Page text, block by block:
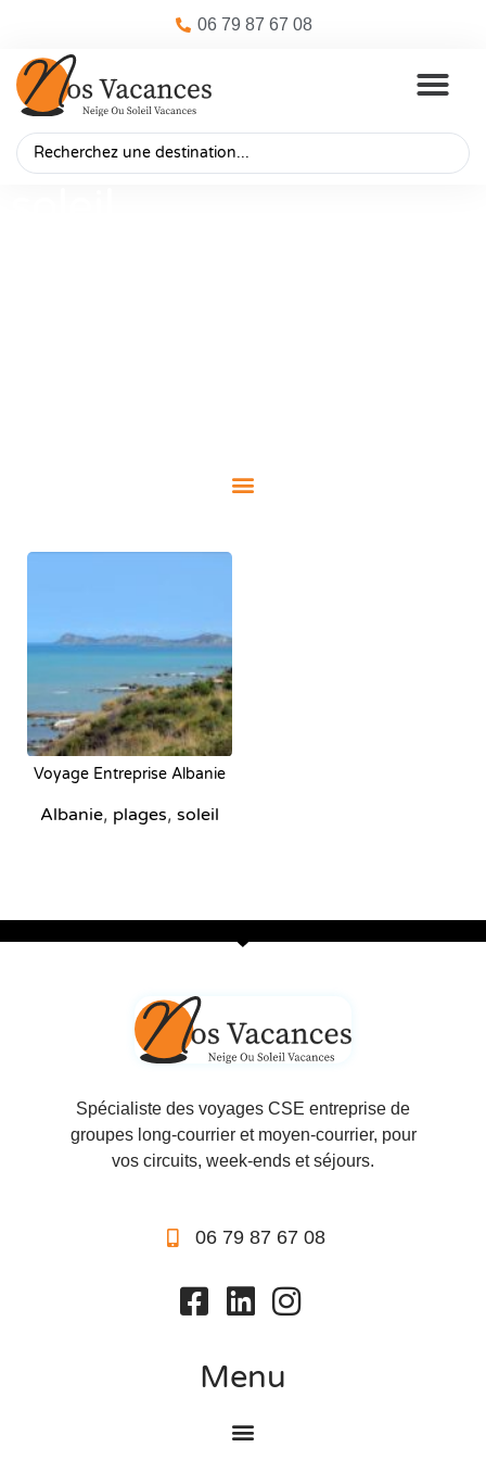
06 79 87 67 08
Voyage Entreprise Albanie
Albanie, plages, soleil
Spécialiste des voyages CSE entreprise de
groupes long-courrier et moyen-courrier, pour
vos circuits, week-ends et séjours.
06 79 87 67 08
Menu